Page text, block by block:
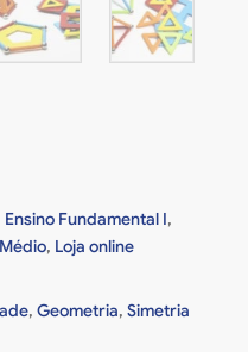
Ensino Fundamental I,
, Loja online
, Geometria, Simetria